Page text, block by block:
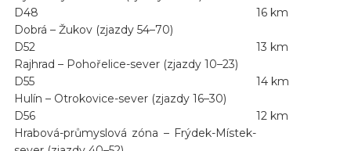
D48
Dobrá – Žukov (zjazdy 54–70)
16 km
D52
Rajhrad – Pohořelice-sever (zjazdy 10–23)
13 km
D55
Hulín – Otrokovice-sever (zjazdy 16–30)
14 km
D56
Hrabová-průmyslová zóna – Frýdek-Místek-
12 km